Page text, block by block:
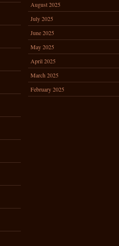
August 2025
July 2025
June 2025
May 2025
April 2025
March 2025
February 2025